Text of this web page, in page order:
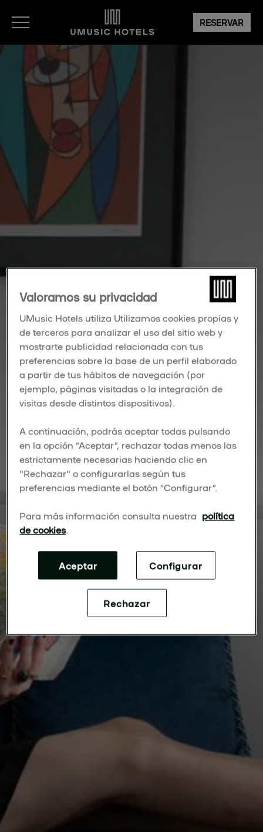
RESERVAR
Valoramos su privacidad
UMusic Hotels utiliza Utilizamos cookies propias y
de terceros para analizar el uso del sitio web y
mostrarte publicidad relacionada con tus
preferencias sobre la base de un perfil elaborado
a partir de tus hábitos de navegación (por
ejemplo, páginas visitadas o la integración de
visitas desde distintos dispositivos).
A continuación, podrás aceptar todas pulsando
en la opción “Aceptar”, rechazar todas menos las
estrictamente necesarias haciendo clic en
"Rechazar" o configurarlas según tus
preferencias mediante el botón “Configurar”.
Para más información consulta nuestra política
de cookies.
Rechazar
Aceptar Configurar